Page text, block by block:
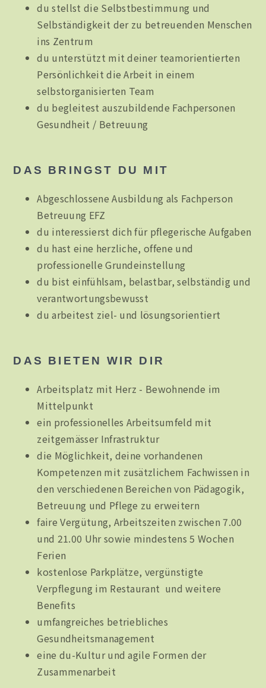
du stellst die Selbstbestimmung und
Selbständigkeit der zu betreuenden Menschen
ins Zentrum
du unterstützt mit deiner teamorientierten
Persönlichkeit die Arbeit in einem
selbstorganisierten Team
du begleitest auszubildende Fachpersonen
Gesundheit / Betreuung
DAS BRINGST DU MIT
Abgeschlossene Ausbildung als Fachperson
Betreuung EFZ
du interessierst dich für pflegerische Aufgaben
du hast eine herzliche, offene und
professionelle Grundeinstellung
du bist einfühlsam, belastbar, selbständig und
verantwortungsbewusst
du arbeitest ziel- und lösungsorientiert
DAS BIETEN WIR DIR
Arbeitsplatz mit Herz - Bewohnende im
Mittelpunkt
ein professionelles Arbeitsumfeld mit
zeitgemässer Infrastruktur
die Möglichkeit, deine vorhandenen
Kompetenzen mit zusätzlichem Fachwissen in
den verschiedenen Bereichen von Pädagogik,
Betreuung und Pflege zu erweitern
faire Vergütung, Arbeitszeiten zwischen 7.00
und 21.00 Uhr sowie mindestens 5 Wochen
Ferien
kostenlose Parkplätze, vergünstigte
Verpflegung im Restaurant und weitere
Benefits
umfangreiches betriebliches
Gesundheitsmanagement
eine du-Kultur und agile Formen der
Zusammenarbeit